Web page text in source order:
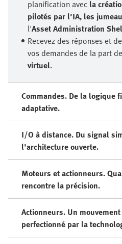
planification avec la
pilotés par l'IA, les
l'Asset Administration
Recevez des réponses et
vos demandes de la part
virtuel.
Commandes. De la logique
adaptative.
I/O à distance. Du signal
l'architecture ouverte.
Moteurs et actionneurs.
rencontre la précision.
Actionneurs. Un
perfectionné par la